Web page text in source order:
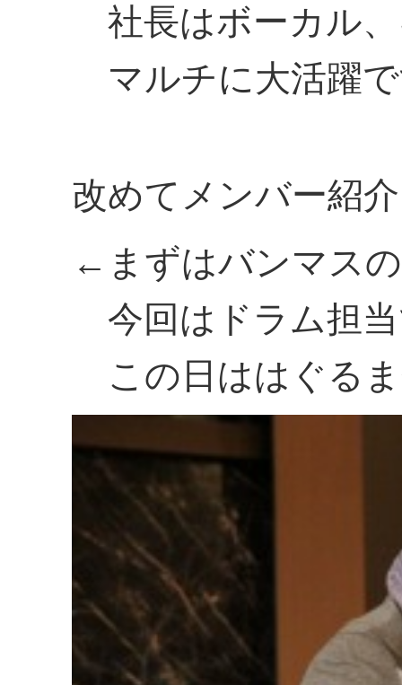
社長はボーカル
マルチに大活躍
改めてメンバー紹
←まずはバンマス
今回はドラム担
この日ははぐる